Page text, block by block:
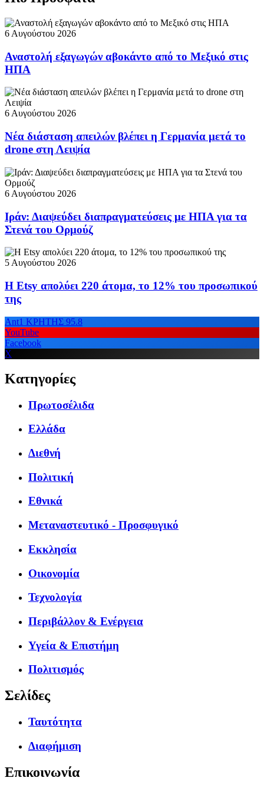
6 Αυγούστου 2026
Αναστολή εξαγωγών αβοκάντο από το Μεξικό στις
ΗΠΑ
6 Αυγούστου 2026
Νέα διάσταση απειλών βλέπει η Γερμανία μετά το
drone στη Λειψία
6 Αυγούστου 2026
Ιράν: Διαψεύδει διαπραγματεύσεις με ΗΠΑ για τα
Στενά του Ορμούζ
5 Αυγούστου 2026
Η Etsy απολύει 220 άτομα, το 12% του προσωπικού
της
Ant1 ΚΡΗΤΗΣ 95.8
YouTube
Facebook
X
Κατηγορίες
Πρωτοσέλιδα
Ελλάδα
Διεθνή
Πολιτική
Εθνικά
Μεταναστευτικό - Προσφυγικό
Εκκλησία
Οικονομία
Τεχνολογία
Περιβάλλον & Ενέργεια
Υγεία & Επιστήμη
Πολιτισμός
Σελίδες
Ταυτότητα
Διαφήμιση
Επικοινωνία